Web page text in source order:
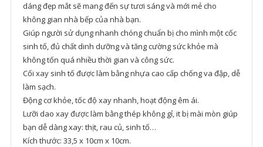
dáng đẹp mắt sẽ mang đến sự tươi sáng và mới mẻ cho
không gian nhà bếp của nhà bạn.
Giúp người sử dụng nhanh chóng chuẩn bị cho mình một cốc
sinh tố, đủ chất dinh dưỡng và tăng cường sức khỏe mà
không tốn quá nhiều thời gian và công sức.
Cối xay sinh tố được làm bằng nhựa cao cấp chống va đập, dễ
làm sạch.
Động cơ khỏe, tốc độ xay nhanh, hoạt động êm ái.
Lưỡi dao xay được làm bằng thép không gỉ, it bị mài mòn giúp
bạn dễ dàng xay: thịt, rau củ, sinh tố…
Kích thước: 33,5 x 10cm x 10cm.